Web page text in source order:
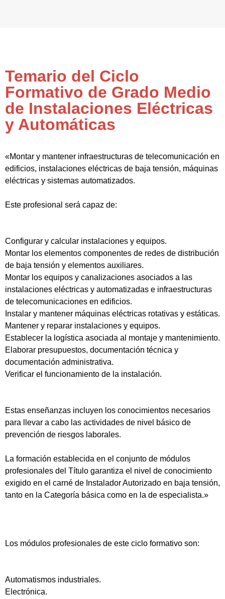
Temario del Ciclo
Formativo de Grado Medio
de Instalaciones Eléctricas
y Automáticas
«Montar y mantener infraestructuras de telecomunicación en
edificios, instalaciones eléctricas de baja tensión, máquinas
eléctricas y sistemas automatizados.
Este profesional será capaz de:
Configurar y calcular instalaciones y equipos.
Montar los elementos componentes de redes de distribución
de baja tensión y elementos auxiliares.
Montar los equipos y canalizaciones asociados a las
instalaciones eléctricas y automatizadas e infraestructuras
de telecomunicaciones en edificios.
Instalar y mantener máquinas eléctricas rotativas y estáticas.
Mantener y reparar instalaciones y equipos.
Establecer la logística asociada al montaje y mantenimiento.
Elaborar presupuestos, documentación técnica y
documentación administrativa.
Verificar el funcionamiento de la instalación.
Estas enseñanzas incluyen los conocimientos necesarios
para llevar a cabo las actividades de nivel básico de
prevención de riesgos laborales.
La formación establecida en el conjunto de módulos
profesionales del Título garantiza el nivel de conocimiento
exigido en el carné de Instalador Autorizado en baja tensión,
tanto en la Categoría básica como en la de especialista.»
Los módulos profesionales de este ciclo formativo son:
Automatismos industriales.
Electrónica.